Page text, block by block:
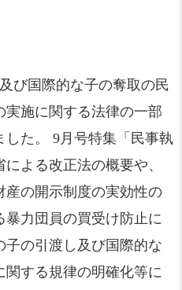
び国際的な子の奪取の民
施に関する法律の一部
た。 9月号特集「民事執
よる改正法の概要や、
産の開示制度の実効性の
暴力団員の買受け防止に
子の引渡し及び国際的な
する規律の明確化等に